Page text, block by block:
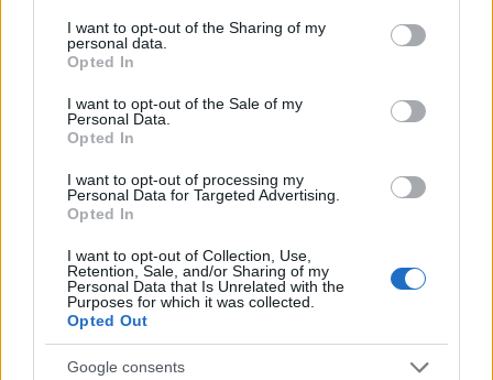
not limited to your visit or usage behaviour. You may click to
grant or deny consent to Google and its third-party tags to
use your data for below specified purposes in below Google
consent section.
I want to opt-out of the Sharing of my
personal data.
Opted In
I want to opt-out of the Sale of my
Personal Data.
Opted In
I want to opt-out of processing my
Personal Data for Targeted Advertising.
Opted In
I want to opt-out of Collection, Use,
Retention, Sale, and/or Sharing of my
Personal Data that Is Unrelated with the
Purposes for which it was collected.
Opted Out
Google consents
Család és muzsika
2017.11.10. 19:30
Vigadó, Díszterem
Jegyvásárláshozkattintson ide!